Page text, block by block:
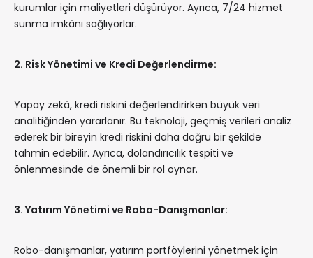
kurumlar için maliyetleri düşürüyor. Ayrıca, 7/24 hizmet
sunma imkânı sağlıyorlar.
2. Risk Yönetimi ve Kredi Değerlendirme:
Yapay zekâ, kredi riskini değerlendirirken büyük veri
analitiğinden yararlanır. Bu teknoloji, geçmiş verileri analiz
ederek bir bireyin kredi riskini daha doğru bir şekilde
tahmin edebilir. Ayrıca, dolandırıcılık tespiti ve
önlenmesinde de önemli bir rol oynar.
3. Yatırım Yönetimi ve Robo-Danışmanlar:
Robo-danışmanlar, yatırım portföylerini yönetmek için